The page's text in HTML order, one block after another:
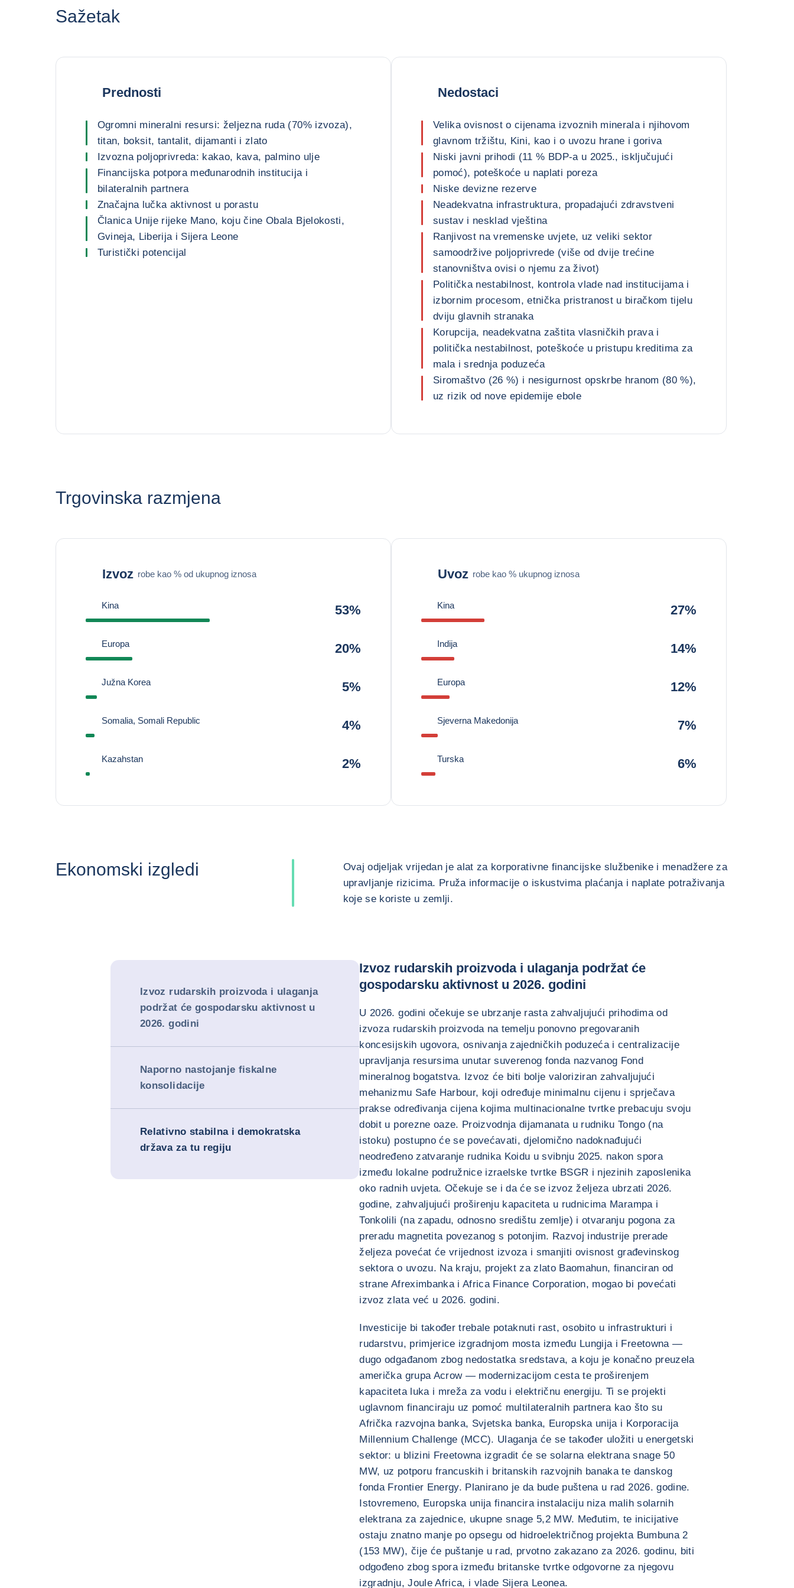
Sažetak
Prednosti
Ogromni mineralni resursi: željezna ruda (70% izvoza),
titan, boksit, tantalit, dijamanti i zlato
Izvozna poljoprivreda: kakao, kava, palmino ulje
Financijska potpora međunarodnih institucija i
bilateralnih partnera
Značajna lučka aktivnost u porastu
Članica Unije rijeke Mano, koju čine Obala Bjelokosti,
Gvineja, Liberija i Sijera Leone
Turistički potencijal
Nedostaci
Velika ovisnost o cijenama izvoznih minerala i njihovom
glavnom tržištu, Kini, kao i o uvozu hrane i goriva
Niski javni prihodi (11 % BDP-a u 2025., isključujući
pomoć), poteškoće u naplati poreza
Niske devizne rezerve
Neadekvatna infrastruktura, propadajući zdravstveni
sustav i nesklad vještina
Ranjivost na vremenske uvjete, uz veliki sektor
samoodržive poljoprivrede (više od dvije trećine
stanovništva ovisi o njemu za život)
Politička nestabilnost, kontrola vlade nad institucijama i
izbornim procesom, etnička pristranost u biračkom tijelu
dviju glavnih stranaka
Korupcija, neadekvatna zaštita vlasničkih prava i
politička nestabilnost, poteškoće u pristupu kreditima za
mala i srednja poduzeća
Siromaštvo (26 %) i nesigurnost opskrbe hranom (80 %),
uz rizik od nove epidemije ebole
Trgovinska razmjena
Izvoz robe kao % od ukupnog iznosa
Kina 53%
Europa 20%
Južna Korea 5%
Somalia, Somali Republic 4%
Kazahstan 2%
Uvoz robe kao % ukupnog iznosa
Kina 27%
Indija 14%
Europa 12%
Sjeverna Makedonija 7%
Turska 6%
Ekonomski izgledi
Ovaj odjeljak vrijedan je alat za korporativne financijske službenike i menadžere za
upravljanje rizicima. Pruža informacije o iskustvima plaćanja i naplate potraživanja
koje se koriste u zemlji.
Izvoz rudarskih proizvoda i ulaganja
podržat će gospodarsku aktivnost u
2026. godini
Naporno nastojanje fiskalne
konsolidacije
Relativno stabilna i demokratska
država za tu regiju
Izvoz rudarskih proizvoda i ulaganja podržat će
gospodarsku aktivnost u 2026. godini
U 2026. godini očekuje se ubrzanje rasta zahvaljujući prihodima od
izvoza rudarskih proizvoda na temelju ponovno pregovaranih
koncesijskih ugovora, osnivanja zajedničkih poduzeća i centralizacije
upravljanja resursima unutar suverenog fonda nazvanog Fond
mineralnog bogatstva. Izvoz će biti bolje valoriziran zahvaljujući
mehanizmu Safe Harbour, koji određuje minimalnu cijenu i sprječava
prakse određivanja cijena kojima multinacionalne tvrtke prebacuju svoju
dobit u porezne oaze. Proizvodnja dijamanata u rudniku Tongo (na
istoku) postupno će se povećavati, djelomično nadoknađujući
neodređeno zatvaranje rudnika Koidu u svibnju 2025. nakon spora
između lokalne podružnice izraelske tvrtke BSGR i njezinih zaposlenika
oko radnih uvjeta. Očekuje se i da će se izvoz željeza ubrzati 2026.
godine, zahvaljujući proširenju kapaciteta u rudnicima Marampa i
Tonkolili (na zapadu, odnosno središtu zemlje) i otvaranju pogona za
preradu magnetita povezanog s potonjim. Razvoj industrije prerade
željeza povećat će vrijednost izvoza i smanjiti ovisnost građevinskog
sektora o uvozu. Na kraju, projekt za zlato Baomahun, financiran od
strane Afreximbanka i Africa Finance Corporation, mogao bi povećati
izvoz zlata već u 2026. godini.
Investicije bi također trebale potaknuti rast, osobito u infrastrukturi i
rudarstvu, primjerice izgradnjom mosta između Lungija i Freetowna —
dugo odgađanom zbog nedostatka sredstava, a koju je konačno preuzela
američka grupa Acrow — modernizacijom cesta te proširenjem
kapaciteta luka i mreža za vodu i električnu energiju. Ti se projekti
uglavnom financiraju uz pomoć multilateralnih partnera kao što su
Afrička razvojna banka, Svjetska banka, Europska unija i Korporacija
Millennium Challenge (MCC). Ulaganja će se također uložiti u energetski
sektor: u blizini Freetowna izgradit će se solarna elektrana snage 50
MW, uz potporu francuskih i britanskih razvojnih banaka te danskog
fonda Frontier Energy. Planirano je da bude puštena u rad 2026. godine.
Istovremeno, Europska unija financira instalaciju niza malih solarnih
elektrana za zajednice, ukupne snage 5,2 MW. Međutim, te inicijative
ostaju znatno manje po opsegu od hidroelektričnog projekta Bumbuna 2
(153 MW), čije će puštanje u rad, prvotno zakazano za 2026. godinu, biti
odgođeno zbog spora između britanske tvrtke odgovorne za njegovu
izgradnju, Joule Africa, i vlade Sijera Leonea.